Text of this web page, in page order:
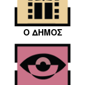
Ο ΔΗΜΟΣ